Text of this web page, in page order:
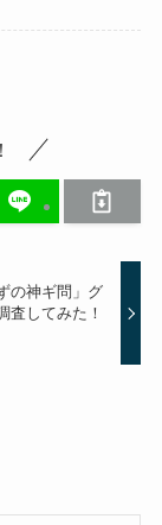
の神ギ問」グ
査してみた！